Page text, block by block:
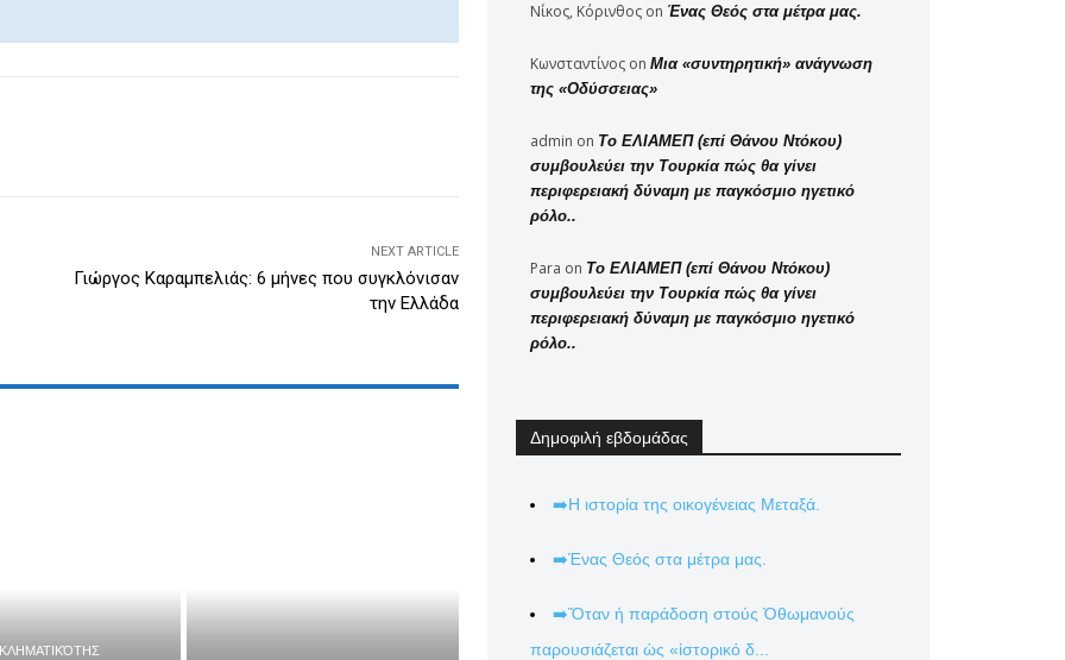
k
NEXT ARTICLE
Γιώργος Καραμπελιάς: 6 μήνες που συγκλόνισαν
την Ελλάδα
Νίκος, Κόρινθος on Ένας Θεός στα μέτρα μας.
Κωνσταντίνος on Μια «συντηρητική» ανάγνωση
της «Οδύσσειας»
admin on Το ΕΛΙΑΜΕΠ (επί Θάνου Ντόκου)
συμβουλεύει την Τουρκία πώς θα γίνει
περιφερειακή δύναμη με παγκόσμιο ηγετικό
ρόλο..
Para on Το ΕΛΙΑΜΕΠ (επί Θάνου Ντόκου)
συμβουλεύει την Τουρκία πώς θα γίνει
περιφερειακή δύναμη με παγκόσμιο ηγετικό
ρόλο..
Δημοφιλή εβδομάδας
➡️Η ιστορία της οικογένειας Μεταξά.
➡️Ένας Θεός στα μέτρα μας.
➡️Ὅταν ἡ παράδοση στούς Ὀθωμανούς
παρουσιάζεται ὡς «ἱστορικό δ...